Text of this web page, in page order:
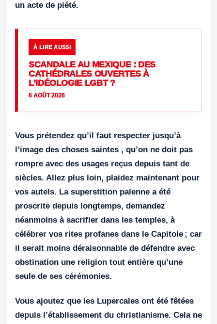
un acte de piété.
À LIRE AUSSI
SCANDALE AU MEXIQUE : DES
CATHÉDRALES OUVERTES À
L’IDÉOLOGIE LGBT ?
6 AOÛT 2026
Vous prétendez qu’il faut respecter jusqu’à
l’image des choses saintes , qu’on ne doit pas
rompre avec des usages reçus depuis tant de
siècles. Allez plus loin, plaidez maintenant pour
vos autels. La superstition païenne a été
proscrite depuis longtemps, demandez
néanmoins à sacrifier dans les temples, à
célébrer vos rites profanes dans le Capitole ; car
il serait moins déraisonnable de défendre avec
obstination une religion tout entière qu’une
seule de ses cérémonies.
Vous ajoutez que les Lupercales ont été fêtées
depuis l’établissement du christianisme. Cela ne